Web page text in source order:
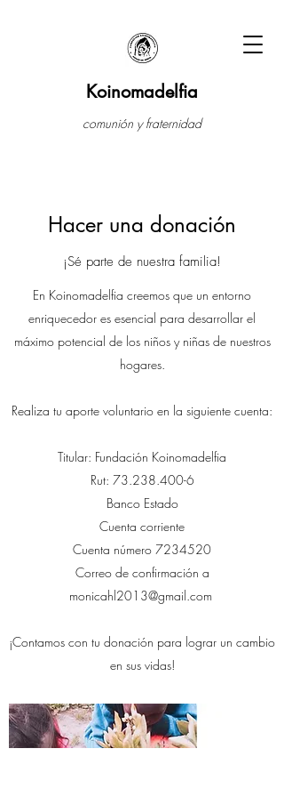
Koinomadelfia
comunión y fraternidad
Hacer una donación
¡Sé parte de nuestra familia!
En Koinomadelfia creemos que un entorno
enriquecedor es esencial para desarrollar el
máximo potencial de los niños y niñas de nuestros
hogares.
Realiza tu aporte voluntario en la siguiente cuenta:
Titular: Fundación Koinomadelfia
Rut: 73.238.400-6
Banco Estado
Cuenta corriente
Cuenta número 7234520
Correo de confirmación a
monicahl2013@gmail.com
¡Contamos con tu donación para lograr un cambio
en sus vidas!